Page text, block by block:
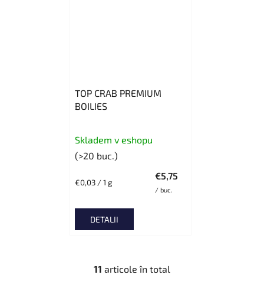
TOP CRAB PREMIUM
BOILIES
Skladem v eshopu
(>20 buc.)
€5,75
/ buc.
Evaluare
€0,03 / 1 g
DETALII
C
11 articole în total